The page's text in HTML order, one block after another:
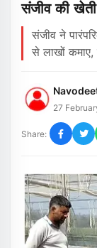
संजीव की
संजीव ने
से लाखों
27
Share: